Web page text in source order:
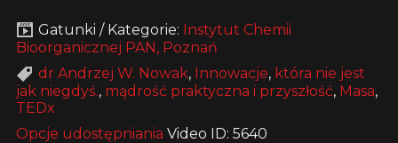
Gatunki / Kategorie: Instytut Chemii
Bioorganicznej PAN, Poznań
dr Andrzej W. Nowak, Innowacje, która nie jest
jak niegdyś., mądrość praktyczna i przyszłość, Masa,
TEDx
Opcje udostępniania Video ID: 5640